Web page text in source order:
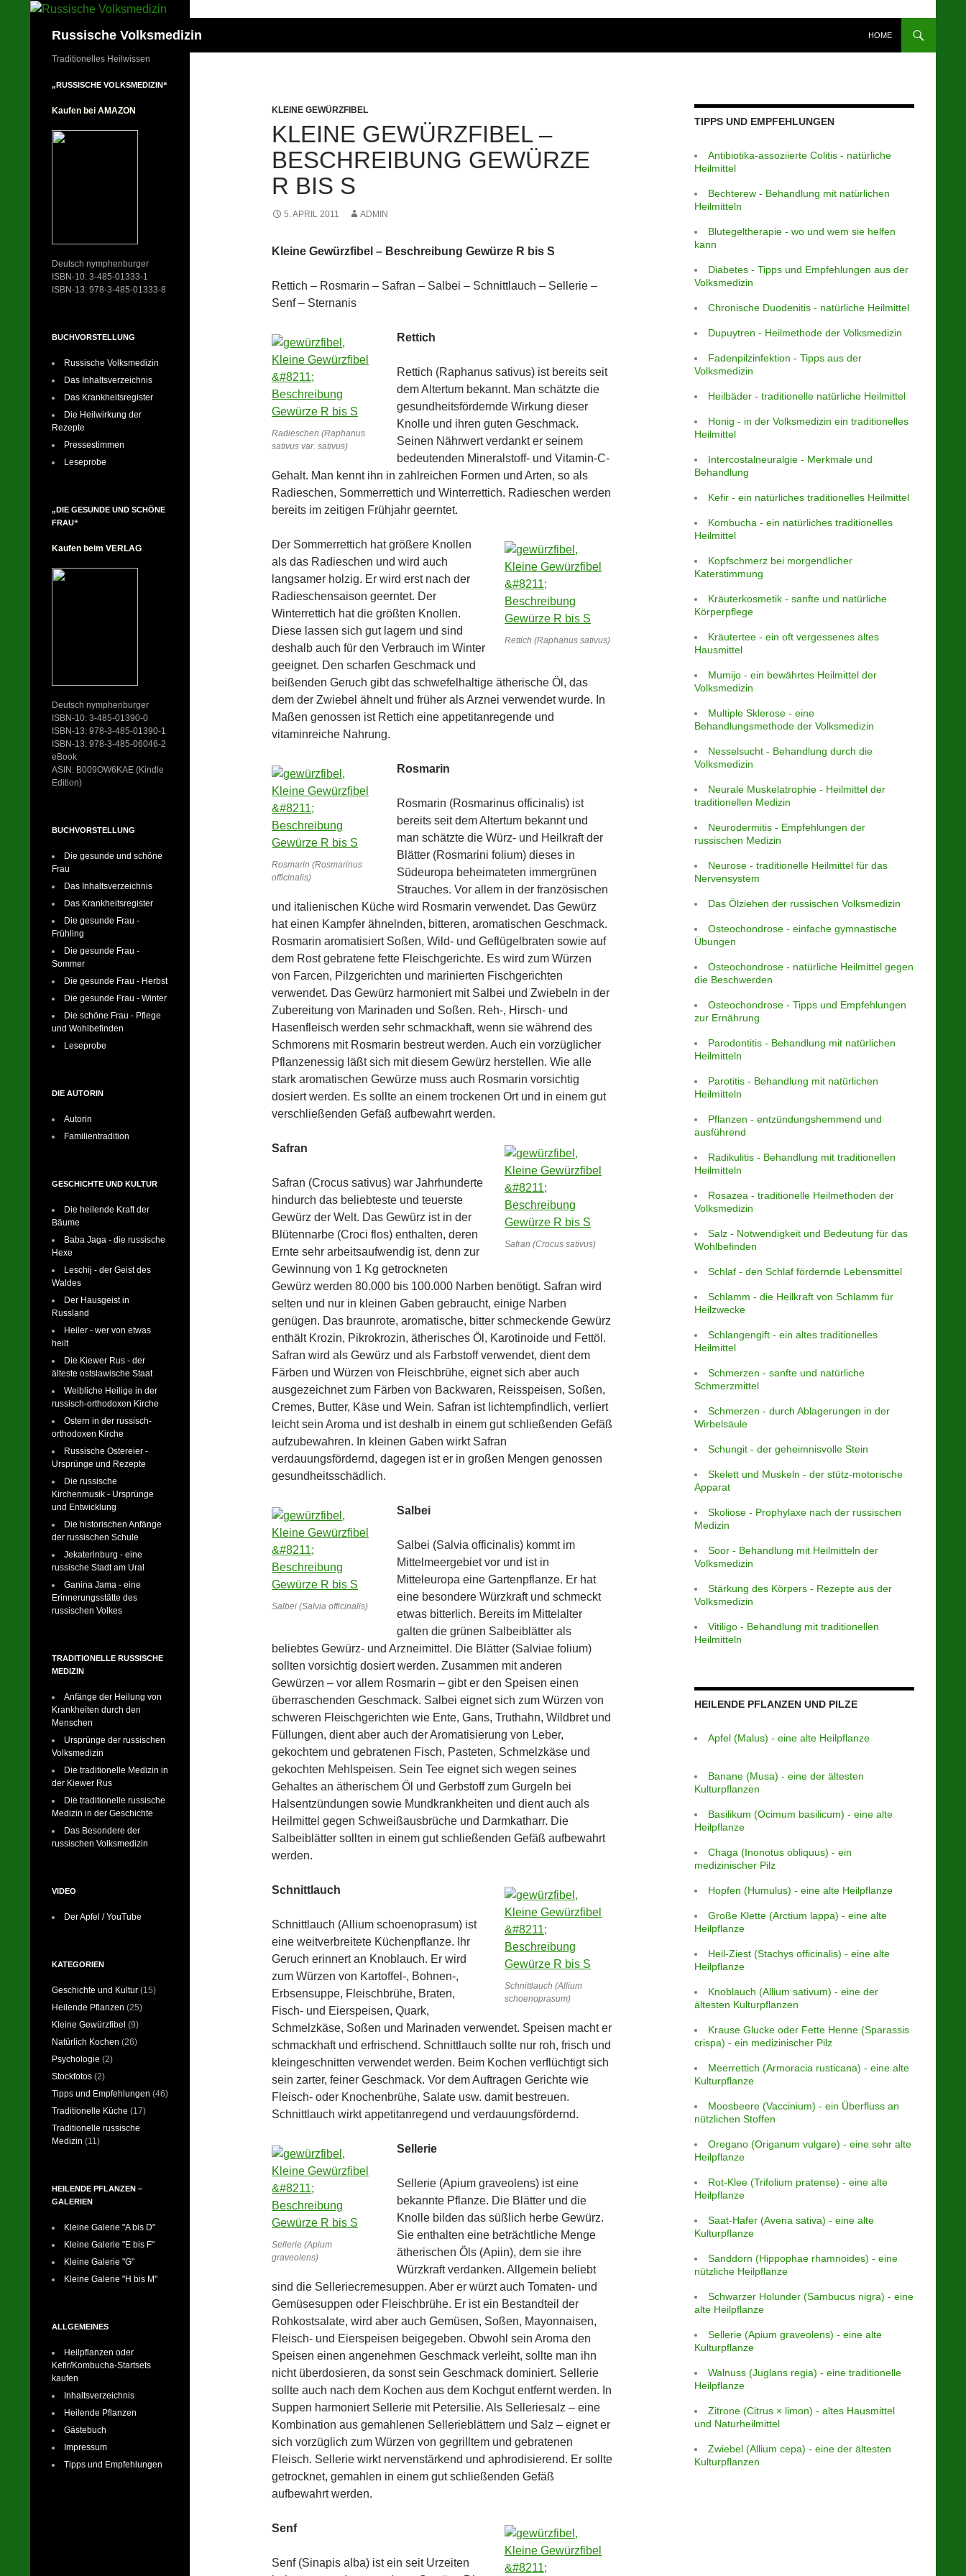
Russische Volksmedizin HOME
KLEINE GEWÜRZFIBEL
KLEINE GEWÜRZFIBEL –
BESCHREIBUNG GEWÜRZE
R BIS S
5. APRIL 2011 ADMIN
Kleine Gewürzfibel – Beschreibung Gewürze R bis S
Rettich – Rosmarin – Safran – Salbei – Schnittlauch – Sellerie –
Senf – Sternanis
Radieschen (Raphanus
sativus var. sativus)
Rettich
Rettich (Raphanus sativus) ist bereits seit
dem Altertum bekannt. Man schätzte die
gesundheitsfördernde Wirkung dieser
Knolle und ihren guten Geschmack.
Seinen Nährwert verdankt er seinem
bedeutenden Mineralstoff- und Vitamin-C-
Gehalt. Man kennt ihn in zahlreichen Formen und Arten, so als
Radieschen, Sommerrettich und Winterrettich. Radieschen werden
bereits im zeitigen Frühjahr geerntet.
Rettich (Raphanus sativus)
Der Sommerrettich hat größere Knollen
als das Radieschen und wird auch
langsamer holzig. Er wird erst nach der
Radieschensaison geerntet. Der
Winterrettich hat die größten Knollen.
Diese lassen sich gut lagern und sind
deshalb auch für den Verbrauch im Winter
geeignet. Den scharfen Geschmack und
beißenden Geruch gibt das schwefelhaltige ätherische Öl, das
dem der Zwiebel ähnelt und früher als Arznei verwendet wurde. In
Maßen genossen ist Rettich eine appetitanregende und
vitaminreiche Nahrung.
Rosmarin (Rosmarinus
officinalis)
Rosmarin
Rosmarin (Rosmarinus officinalis) ist
bereits seit dem Altertum bekannt und
man schätzte die Würz- und Heilkraft der
Blätter (Rosmarini folium) dieses in
Südeuropa beheimateten immergrünen
Strauches. Vor allem in der französischen
und italienischen Küche wird Rosmarin verwendet. Das Gewürz
hat einen Kampfer ähnelnden, bitteren, aromatischen Geschmack.
Rosmarin aromatisiert Soßen, Wild- und Geflügelbraten sowie auf
dem Rost gebratene fette Fleischgerichte. Es wird zum Würzen
von Farcen, Pilzgerichten und marinierten Fischgerichten
verwendet. Das Gewürz harmoniert mit Salbei und Zwiebeln in der
Zubereitung von Marinaden und Soßen. Reh-, Hirsch- und
Hasenfleisch werden sehr schmackhaft, wenn sie während des
Schmorens mit Rosmarin bestreut werden. Auch ein vorzüglicher
Pflanzenessig läßt sich mit diesem Gewürz herstellen. Wie alle
stark aromatischen Gewürze muss auch Rosmarin vorsichtig
dosiert werden. Es sollte an einem trockenen Ort und in einem gut
verschließenden Gefäß aufbewahrt werden.
Safran (Crocus sativus)
Safran
Safran (Crocus sativus) war Jahrhunderte
hindurch das beliebteste und teuerste
Gewürz der Welt. Das Gewürz ist in der
Blütennarbe (Croci flos) enthalten, deren
Ernte sehr arbeitsaufwendig ist, denn zur
Gewinnung von 1 Kg getrockneten
Gewürz werden 80.000 bis 100.000 Narben benötigt. Safran wird
selten und nur in kleinen Gaben gebraucht, einige Narben
genügen. Das braunrote, aromatische, bitter schmeckende Gewürz
enthält Krozin, Pikrokrozin, ätherisches Öl, Karotinoide und Fettöl.
Safran wird als Gewürz und als Farbstoff verwendet, dient dem
Färben und Würzen von Fleischbrühe, eignet sich aber auch
ausgezeichnet zum Färben von Backwaren, Reisspeisen, Soßen,
Cremes, Butter, Käse und Wein. Safran ist lichtempfindlich, verliert
leicht sein Aroma und ist deshalb in einem gut schließenden Gefäß
aufzubewahren. In kleinen Gaben wirkt Safran
verdauungsfördernd, dagegen ist er in großen Mengen genossen
gesundheitsschädlich.
Salbei (Salvia officinalis)
Salbei
Salbei (Salvia officinalis) kommt im
Mittelmeergebiet vor und ist in
Mitteleuropa eine Gartenpflanze. Er hat
eine besondere Würzkraft und schmeckt
etwas bitterlich. Bereits im Mittelalter
galten die grünen Salbeiblätter als
beliebtes Gewürz- und Arzneimittel. Die Blätter (Salviae folium)
sollten vorsichtig dosiert werden. Zusammen mit anderen
Gewürzen – vor allem Rosmarin – gibt er den Speisen einen
überraschenden Geschmack. Salbei eignet sich zum Würzen von
schweren Fleischgerichten wie Ente, Gans, Truthahn, Wildbret und
Füllungen, dient aber auch der Aromatisierung von Leber,
gekochtem und gebratenen Fisch, Pasteten, Schmelzkäse und
gekochten Mehlspeisen. Sein Tee eignet sich wegen seines
Gehaltes an ätherischem Öl und Gerbstoff zum Gurgeln bei
Halsentzündungen sowie Mundkrankheiten und dient auch als
Heilmittel gegen Schweißausbrüche und Darmkatharr. Die
Salbeiblätter sollten in einem gut schließenden Gefäß aufbewahrt
werden.
Schnittlauch (Allium
schoenoprasum)
Schnittlauch
Schnittlauch (Allium schoenoprasum) ist
eine weitverbreitete Küchenpflanze. Ihr
Geruch erinnert an Knoblauch. Er wird
zum Würzen von Kartoffel-, Bohnen-,
Erbsensuppe, Fleischbrühe, Braten,
Fisch- und Eierspeisen, Quark,
Schmelzkäse, Soßen und Marinaden verwendet. Speisen macht er
schmackhaft und erfrischend. Schnittlauch sollte nur roh, frisch und
kleingeschnitten verwendet werden. Beim Kochen verflüchtigt sich
sein zarter, feiner Geschmack. Vor dem Auftragen Gerichte wie
Fleisch- oder Knochenbrühe, Salate usw. damit bestreuen.
Schnittlauch wirkt appetitanregend und verdauungsfördernd.
Sellerie (Apium
graveolens)
Sellerie
Sellerie (Apium graveolens) ist eine
bekannte Pflanze. Die Blätter und die
Knolle bilden das süßlich herbe Gewürz.
Sie enthalten eine beträchtliche Menge
ätherischen Öls (Apiin), dem sie ihre
Würzkraft verdanken. Allgemein beliebt
sind die Selleriecremesuppen. Aber er würzt auch Tomaten- und
Gemüsesuppen oder Fleischbrühe. Er ist ein Bestandteil der
Rohkostsalate, wird aber auch Gemüsen, Soßen, Mayonnaisen,
Fleisch- und Eierspeisen beigegeben. Obwohl sein Aroma den
Speisen einen angenehmen Geschmack verleiht, sollte man ihn
nicht überdosieren, da sonst sein Geschmack dominiert. Sellerie
sollte auch nach dem Kochen aus dem Kochgut entfernt werden. In
Suppen harmoniert Sellerie mit Petersilie. Als Selleriesalz – eine
Kombination aus gemahlenen Sellerieblättern und Salz – eignet er
sich vorzüglich zum Würzen von gegrilltem und gebratenen
Fleisch. Sellerie wirkt nervenstärkend und aphrodisierend. Er sollte
getrocknet, gemahlen in einem gut schließenden Gefäß
aufbewahrt werden.
Senf
Senf (Sinapis alba) ist ein seit Urzeiten
TIPPS UND EMPFEHLUNGEN
Antibiotika-assoziierte Colitis - natürliche
Heilmittel
Bechterew - Behandlung mit natürlichen
Heilmitteln
Blutegeltherapie - wo und wem sie helfen
kann
Diabetes - Tipps und Empfehlungen aus der
Volksmedizin
Chronische Duodenitis - natürliche Heilmittel
Dupuytren - Heilmethode der Volksmedizin
Fadenpilzinfektion - Tipps aus der
Volksmedizin
Heilbäder - traditionelle natürliche Heilmittel
Honig - in der Volksmedizin ein traditionelles
Heilmittel
Intercostalneuralgie - Merkmale und
Behandlung
Kefir - ein natürliches traditionelles Heilmittel
Kombucha - ein natürliches traditionelles
Heilmittel
Kopfschmerz bei morgendlicher
Katerstimmung
Kräuterkosmetik - sanfte und natürliche
Körperpflege
Kräutertee - ein oft vergessenes altes
Hausmittel
Mumijo - ein bewährtes Heilmittel der
Volksmedizin
Multiple Sklerose - eine
Behandlungsmethode der Volksmedizin
Nesselsucht - Behandlung durch die
Volksmedizin
Neurale Muskelatrophie - Heilmittel der
traditionellen Medizin
Neurodermitis - Empfehlungen der
russischen Medizin
Neurose - traditionelle Heilmittel für das
Nervensystem
Das Ölziehen der russischen Volksmedizin
Osteochondrose - einfache gymnastische
Übungen
Osteochondrose - natürliche Heilmittel gegen
die Beschwerden
Osteochondrose - Tipps und Empfehlungen
zur Ernährung
Parodontitis - Behandlung mit natürlichen
Heilmitteln
Parotitis - Behandlung mit natürlichen
Heilmitteln
Pflanzen - entzündungshemmend und
ausführend
Radikulitis - Behandlung mit traditionellen
Heilmitteln
Rosazea - traditionelle Heilmethoden der
Volksmedizin
Salz - Notwendigkeit und Bedeutung für das
Wohlbefinden
Schlaf - den Schlaf fördernde Lebensmittel
Schlamm - die Heilkraft von Schlamm für
Heilzwecke
Schlangengift - ein altes traditionelles
Heilmittel
Schmerzen - sanfte und natürliche
Schmerzmittel
Schmerzen - durch Ablagerungen in der
Wirbelsäule
Schungit - der geheimnisvolle Stein
Skelett und Muskeln - der stütz-motorische
Apparat
Skoliose - Prophylaxe nach der russischen
Medizin
Soor - Behandlung mit Heilmitteln der
Volksmedizin
Stärkung des Körpers - Rezepte aus der
Volksmedizin
Vitiligo - Behandlung mit traditionellen
Heilmitteln
HEILENDE PFLANZEN UND PILZE
Apfel (Malus) - eine alte Heilpflanze
Banane (Musa) - eine der ältesten
Kulturpflanzen
Basilikum (Ocimum basilicum) - eine alte
Heilpflanze
Chaga (Inonotus obliquus) - ein
medizinischer Pilz
Hopfen (Humulus) - eine alte Heilpflanze
Große Klette (Arctium lappa) - eine alte
Heilpflanze
Heil-Ziest (Stachys officinalis) - eine alte
Heilpflanze
Knoblauch (Allium sativum) - eine der
ältesten Kulturpflanzen
Krause Glucke oder Fette Henne (Sparassis
crispa) - ein medizinischer Pilz
Meerrettich (Armoracia rusticana) - eine alte
Kulturpflanze
Moosbeere (Vaccinium) - ein Überfluss an
nützlichen Stoffen
Oregano (Origanum vulgare) - eine sehr alte
Heilpflanze
Rot-Klee (Trifolium pratense) - eine alte
Heilpflanze
Saat-Hafer (Avena sativa) - eine alte
Kulturpflanze
Sanddorn (Hippophae rhamnoides) - eine
nützliche Heilpflanze
Schwarzer Holunder (Sambucus nigra) - eine
alte Heilpflanze
Sellerie (Apium graveolens) - eine alte
Kulturpflanze
Walnuss (Juglans regia) - eine traditionelle
Heilpflanze
Zitrone (Citrus × limon) - altes Hausmittel
und Naturheilmittel
Zwiebel (Allium cepa) - eine der ältesten
Kulturpflanzen
Traditionelles Heilwissen
„RUSSISCHE VOLKSMEDIZIN“
Kaufen bei AMAZON
Deutsch nymphenburger
ISBN-10: 3-485-01333-1
ISBN-13: 978-3-485-01333-8
BUCHVORSTELLUNG
Russische Volksmedizin
Das Inhaltsverzeichnis
Das Krankheitsregister
Die Heilwirkung der
Rezepte
Pressestimmen
Leseprobe
„DIE GESUNDE UND SCHÖNE
FRAU“
Kaufen beim VERLAG
Deutsch nymphenburger
ISBN-10: 3-485-01390-0
ISBN-13: 978-3-485-01390-1
ISBN-13: 978-3-485-06046-2
eBook
ASIN: B009OW6KAE (Kindle
Edition)
BUCHVORSTELLUNG
Die gesunde und schöne
Frau
Das Inhaltsverzeichnis
Das Krankheitsregister
Die gesunde Frau -
Frühling
Die gesunde Frau -
Sommer
Die gesunde Frau - Herbst
Die gesunde Frau - Winter
Die schöne Frau - Pflege
und Wohlbefinden
Leseprobe
DIE AUTORIN
Autorin
Familientradition
GESCHICHTE UND KULTUR
Die heilende Kraft der
Bäume
Baba Jaga - die russische
Hexe
Leschij - der Geist des
Waldes
Der Hausgeist in
Russland
Heiler - wer von etwas
heilt
Die Kiewer Rus - der
älteste ostslawische Staat
Weibliche Heilige in der
russisch-orthodoxen Kirche
Ostern in der russisch-
orthodoxen Kirche
Russische Ostereier -
Ursprünge und Rezepte
Die russische
Kirchenmusik - Ursprünge
und Entwicklung
Die historischen Anfänge
der russischen Schule
Jekaterinburg - eine
russische Stadt am Ural
Ganina Jama - eine
Erinnerungsstätte des
russischen Volkes
TRADITIONELLE RUSSISCHE
MEDIZIN
Anfänge der Heilung von
Krankheiten durch den
Menschen
Ursprünge der russischen
Volksmedizin
Die traditionelle Medizin in
der Kiewer Rus
Die traditionelle russische
Medizin in der Geschichte
Das Besondere der
russischen Volksmedizin
VIDEO
Der Apfel / YouTube
KATEGORIEN
Geschichte und Kultur (15)
Heilende Pflanzen (25)
Kleine Gewürzfibel (9)
Natürlich Kochen (26)
Psychologie (2)
Stockfotos (2)
Tipps und Empfehlungen (46)
Traditionelle Küche (17)
Traditionelle russische
Medizin (11)
HEILENDE PFLANZEN –
GALERIEN
Kleine Galerie "A bis D"
Kleine Galerie "E bis F"
Kleine Galerie "G"
Kleine Galerie "H bis M"
ALLGEMEINES
Heilpflanzen oder
Kefir/Kombucha-Startsets
kaufen
Inhaltsverzeichnis
Heilende Pflanzen
Gästebuch
Impressum
Tipps und Empfehlungen